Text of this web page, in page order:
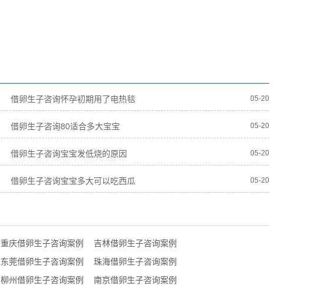
借卵生子咨询怀孕初期用了电热毯 05-20
借卵生子咨询80适合多大宝宝 05-20
借卵生子咨询宝宝发低烧的原因 05-20
借卵生子咨询宝宝多大可以吃西瓜 05-20
重庆借卵生子咨询案例
吉林借卵生子咨询案例
东莞借卵生子咨询案例
珠海借卵生子咨询案例
柳州借卵生子咨询案例
南京借卵生子咨询案例